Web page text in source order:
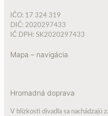
IČO: 17 324 319
DIČ: 2020297433
IČ DPH: SK2020297433
Mapa – navigácia
Hromadná doprava
V blízkosti divadla sa nachádzajú